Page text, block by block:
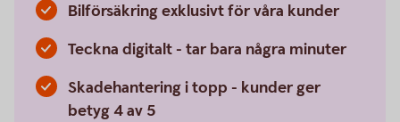
Bilförsäkring exklusivt för våra kunder
Teckna digitalt - tar bara några minuter
Skadehantering i topp - kunder ger
betyg 4 av 5